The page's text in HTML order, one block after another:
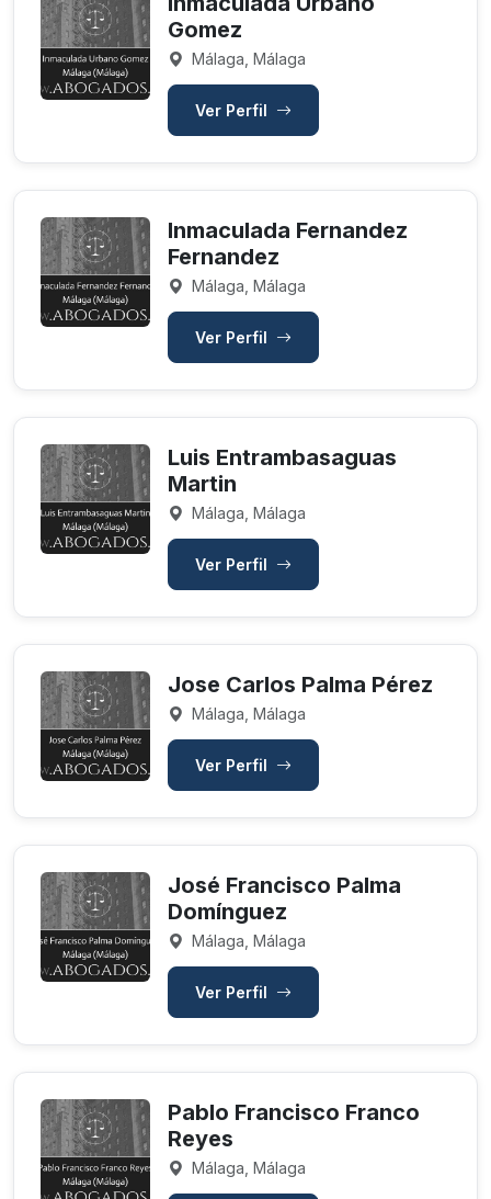
Gomez
Málaga, Málaga
Ver Perfil
Inmaculada Fernandez
Fernandez
Málaga, Málaga
Ver Perfil
Luis Entrambasaguas
Martin
Málaga, Málaga
Ver Perfil
Jose Carlos Palma Pérez
Málaga, Málaga
Ver Perfil
José Francisco Palma
Domínguez
Málaga, Málaga
Ver Perfil
Pablo Francisco Franco
Reyes
Málaga, Málaga